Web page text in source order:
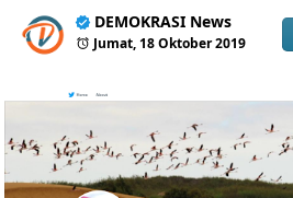
DEMOKRASI News
Jumat, 18 Oktober 2019